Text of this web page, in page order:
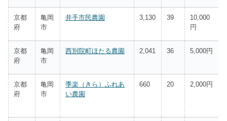
京都
府
亀岡
市
井手市民農園 3,130 39
10,000
円
京都
府
亀岡
市
西別院町ほたる農園 2,041 36 5,000円
京都
府
亀岡
市
季楽（きら）ふれあ
い農園
660 20 2,000円